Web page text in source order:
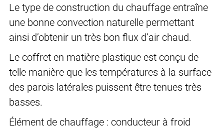
Le type de construction du chauffage entraîne
une bonne convection naturelle permettant
ainsi d’obtenir un très bon flux d’air chaud.
Le coffret en matière plastique est conçu de
telle manière que les températures à la surface
des parois latérales puissent être tenues très
basses.
Élément de chauffage : conducteur à froid